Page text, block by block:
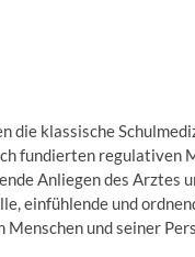
die klassische
fundierten regulativen
Anliegen des Arztes
einfühlende und
Menschen und seiner